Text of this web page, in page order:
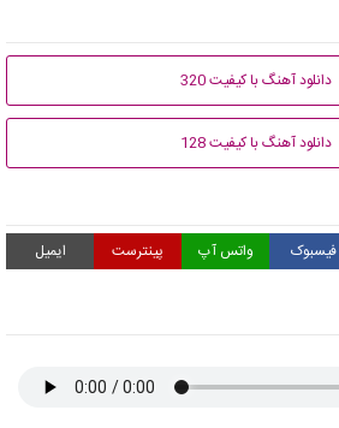
دانلود آهنگ با کیفیت 320
دانلود آهنگ با کیفیت 128
فیسبوک واتس آپ پینترست ایمیل